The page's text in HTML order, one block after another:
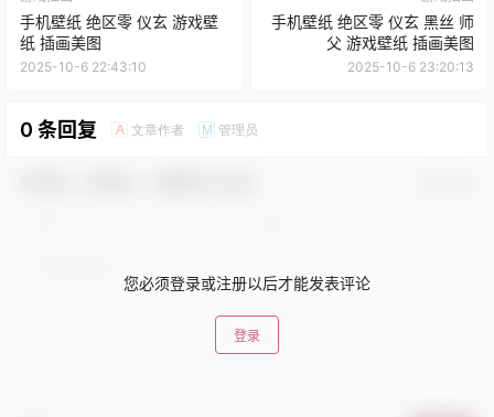
手机壁纸 绝区零 仪玄 游戏壁
纸 插画美图
2025-10-6 22:43:10
手机壁纸 绝区零 仪玄 黑丝 师
父 游戏壁纸 插画美图
2025-10-6 23:20:13
0 条回复 A 文章作者 M 管理员
您必须登录或注册以后才能发表评论
登录